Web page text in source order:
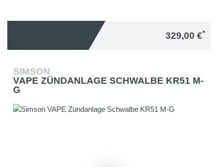
329,00 €*
SIMSON
VAPE ZÜNDANLAGE SCHWALBE KR51 M-
G